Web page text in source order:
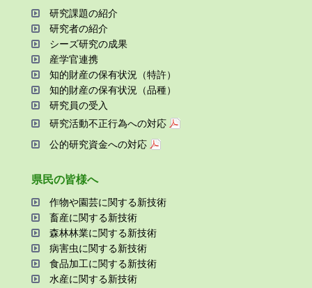
研究課題の紹介
研究者の紹介
シーズ研究の成果
産学官連携
知的財産の保有状況（特許）
知的財産の保有状況（品種）
研究員の受⼊
研究活動不正⾏為への対応
公的研究資金への対応
県⺠の皆様へ
作物や園芸に関する新技術
畜産に関する新技術
森林林業に関する新技術
病害⾍に関する新技術
⾷品加⼯に関する新技術
⽔産に関する新技術